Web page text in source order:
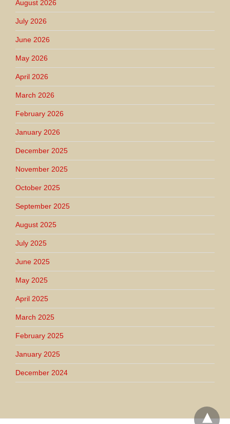
August 2026
July 2026
June 2026
May 2026
April 2026
March 2026
February 2026
January 2026
December 2025
November 2025
October 2025
September 2025
August 2025
July 2025
June 2025
May 2025
April 2025
March 2025
February 2025
January 2025
December 2024